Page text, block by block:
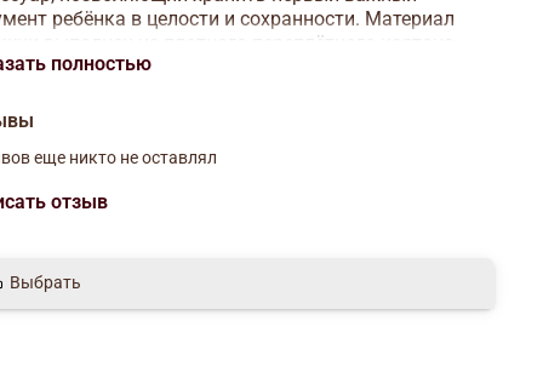
ребёнка в целости и сохранности. Материал
выполнен из плотного переплётного картона
приятен на ощупь. Внутри — плотный файл
даже при активном использовании. Папка для
молодым родителям.
полностью
еще никто не оставлял
отзыв
Выбрать